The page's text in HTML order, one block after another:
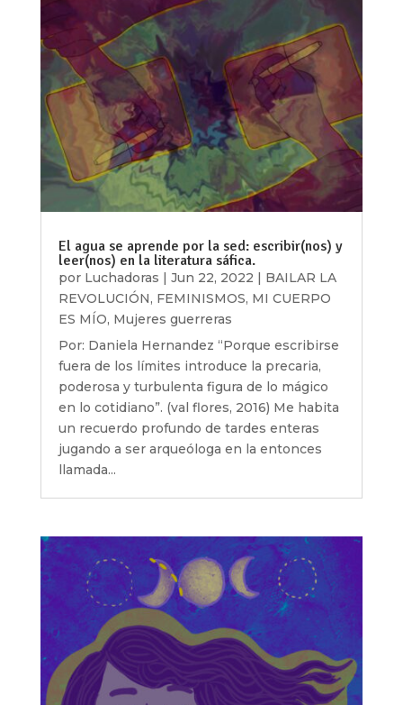
El agua se aprende por la sed: escribir(nos) y
leer(nos) en la literatura sáfica.
por Luchadoras | Jun 22, 2022 | BAILAR LA
REVOLUCIÓN, FEMINISMOS, MI CUERPO
ES MÍO, Mujeres guerreras
Por: Daniela Hernandez “Porque escribirse
fuera de los límites introduce la precaria,
poderosa y turbulenta figura de lo mágico
en lo cotidiano”. (val flores, 2016) Me habita
un recuerdo profundo de tardes enteras
jugando a ser arqueóloga en la entonces
llamada...